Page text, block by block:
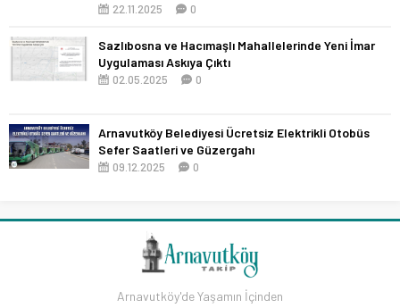
22.11.2025 0
Sazlıbosna ve Hacımaşlı Mahallelerinde Yeni İmar
Uygulaması Askıya Çıktı
02.05.2025 0
Arnavutköy Belediyesi Ücretsiz Elektrikli Otobüs
Sefer Saatleri ve Güzergahı
09.12.2025 0
Arnavutköy'de Yaşamın İçinden